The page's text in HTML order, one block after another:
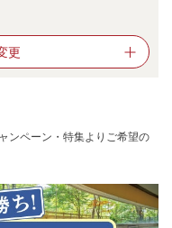
更
ンペーン・特集よりご希望の